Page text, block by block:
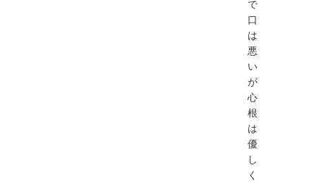
で
口
は
悪
い
が
心
根
は
優
し
く